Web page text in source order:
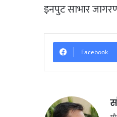
इनपुट साभार
Facebook